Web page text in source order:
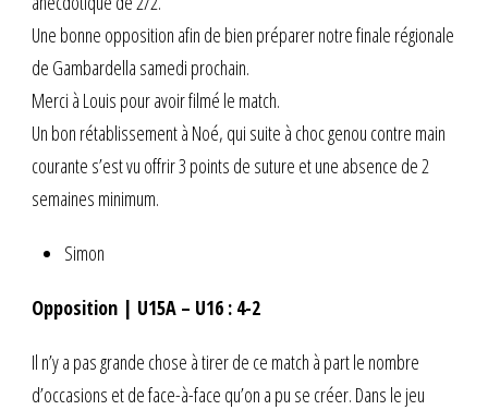
Une bonne opposition afin de bien préparer notre finale régionale
de Gambardella samedi prochain.
Merci à Louis pour avoir filmé le match.
Un bon rétablissement à Noé, qui suite à choc genou contre main
courante s’est vu offrir 3 points de suture et une absence de 2
semaines minimum.
Simon
Opposition | U15A – U16 : 4-2
Il n’y a pas grande chose à tirer de ce match à part le nombre
d’occasions et de face-à-face qu’on a pu se créer. Dans le jeu